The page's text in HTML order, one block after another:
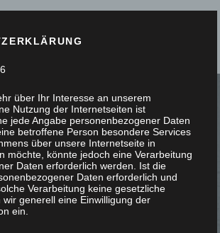
WIR
über Ihr Interesse an unserem
Nutzung der Internetseiten ist
jede Angabe personenbezogener Daten
betroffene Person besondere Services
über unsere Internetseite in
möchte, könnte jedoch eine Verarbeitung
Daten erforderlich werden. Ist die
Daten erforderlich und
Verarbeitung keine gesetzliche
generell eine Einwilligung der
ein.